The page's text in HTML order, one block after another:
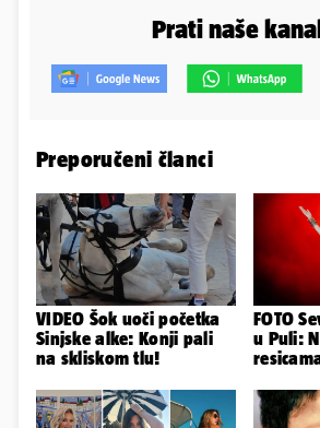
Prati naše
Preporučeni članci
VIDEO Šok uoči početka
Sinjske alke: Konji pali
na skliskom tlu!
FOTO
u Puli: